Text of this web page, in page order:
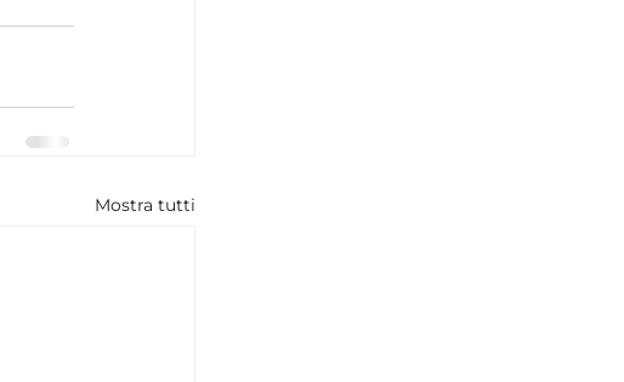
Mostra tutti